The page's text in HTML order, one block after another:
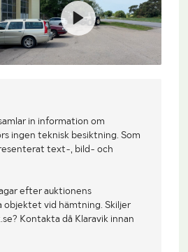
in information om
ingen teknisk besiktning. Som
text-, bild- och
efter auktionens
objektet vid hämtning. Skiljer
Kontakta då Klaravik innan